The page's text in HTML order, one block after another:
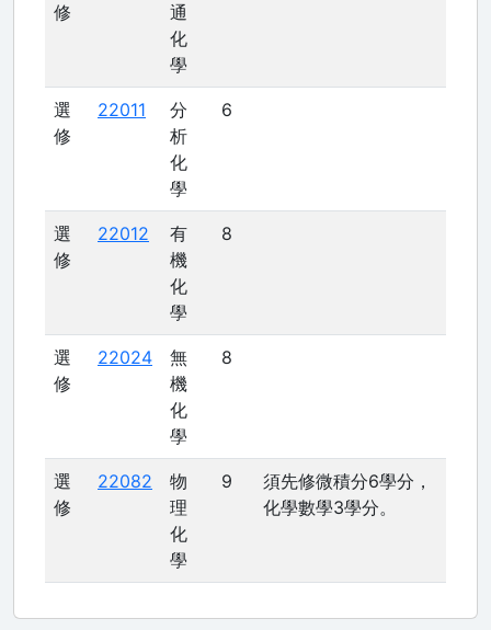
修
通
化
學
選
修
22011
分
析
化
學
6
選
修
22012
有
機
化
學
8
選
修
22024
無
機
化
學
8
選
修
22082
物
理
化
學
9
須先修微積分6學分，
化學數學3學分。